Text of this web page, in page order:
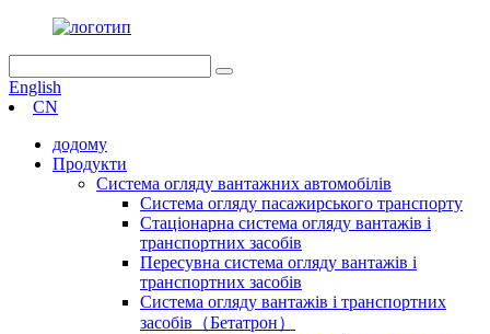
English
CN
додому
Продукти
Система огляду вантажних автомобілів
Система огляду пасажирського транспорту
Стаціонарна система огляду вантажів і
транспортних засобів
Пересувна система огляду вантажів і
транспортних засобів
Система огляду вантажів і транспортних
засобів（Бетатрон）